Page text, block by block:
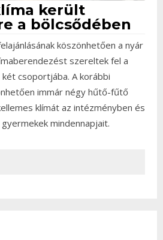
került
a bölcsődében
köszönhetően a nyár
szereltek fel a
csoportjába. A korábbi
immár négy hűtő-fűtő
klímát az intézményben és
mindennapjait.